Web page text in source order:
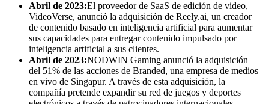
Abril de 2023:El proveedor de SaaS de edición de video,
VideoVerse, anunció la adquisición de Reely.ai, un creador
de contenido basado en inteligencia artificial para aumentar
sus capacidades para entregar contenido impulsado por
inteligencia artificial a sus clientes.
Abril de 2023:NODWIN Gaming anunció la adquisición
del 51% de las acciones de Branded, una empresa de medios
en vivo de Singapur. A través de esta adquisición, la
compañía pretende expandir su red de juegos y deportes